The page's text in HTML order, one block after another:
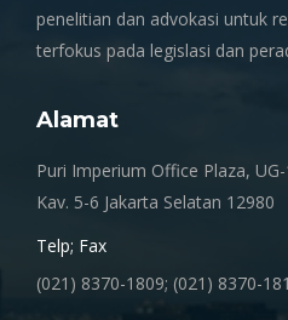
penelitian dan advokasi untuk
terfokus pada legislasi dan
Alamat
Puri Imperium Office Plaza,
Kav. 5-6 Jakarta Selatan 12980
Telp; Fax
(021) 8370-1809; (021) 8370-